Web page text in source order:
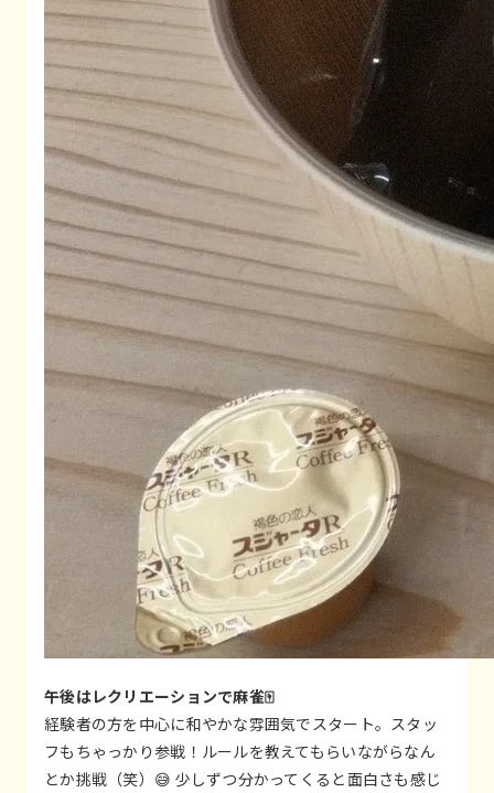
午後はレクリエーションで麻雀🀄
経験者の方を中心に和やかな雰囲気でスタート。スタッ
フもちゃっかり参戦！ルールを教えてもらいながらなん
とか挑戦（笑）😅 少しずつ分かってくると面白さも感じ